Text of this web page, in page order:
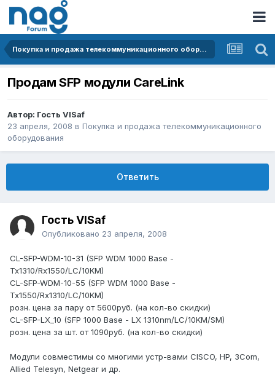
Покупка и продажа телекоммуникационного оборудования
Продам SFP модули CareLink
Автор: Гость VISaf
23 апреля, 2008 в Покупка и продажа телекоммуникационного
оборудования
Ответить
Гость VISaf
Опубликовано 23 апреля, 2008
CL-SFP-WDM-10-31 (SFP WDM 1000 Base -
Tx1310/Rx1550/LC/10KM)
CL-SFP-WDM-10-55 (SFP WDM 1000 Base -
Tx1550/Rx1310/LC/10KM)
розн. цена за пару от 5600руб. (на кол-во скидки)
CL-SFP-LX_10 (SFP 1000 Base - LX 1310nm/LC/10KM/SM)
розн. цена за шт. от 1090руб. (на кол-во скидки)
Модули совместимы со многими устр-вами CISCO, HP, 3Com,
Allied Telesyn, Netgear и др.